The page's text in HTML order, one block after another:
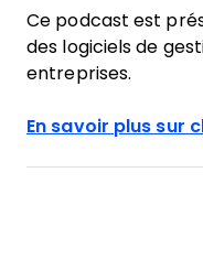
Ce podcast est
des logiciels de
entreprises.
En savoir plus sur